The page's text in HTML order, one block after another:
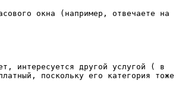
окна (например, отвечаете на
интересуется другой услугой ( в
поскольку его категория тоже